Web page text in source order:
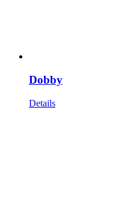
Dobby
Details